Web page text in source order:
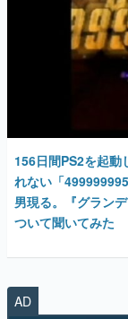
な
ゲー
具体
です
「
の
カテゴ
特集記事
アプリレビュー
156日間PS2を起
れない「
男現る。『グラン
ついて聞いてみた
AD